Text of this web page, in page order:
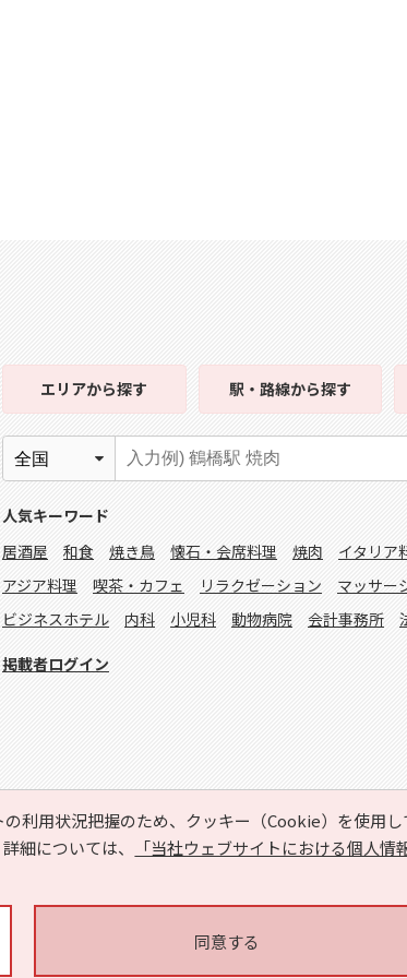
利用状況把握のため、クッキー（Cookie）を使用
細については、
「当社ウェブサイトにおける個人情
同意する
エリアから探す 駅・路線から探す
人気キーワード
居酒屋
和食 焼き鳥 懐石・会席料理 焼肉 イタリア
アジア料理
喫茶・カフェ リラクゼーション マッサー
ビジネスホテル
内科 小児科 動物病院 会計事務所
掲載者ログイン
All Rights Reserved.